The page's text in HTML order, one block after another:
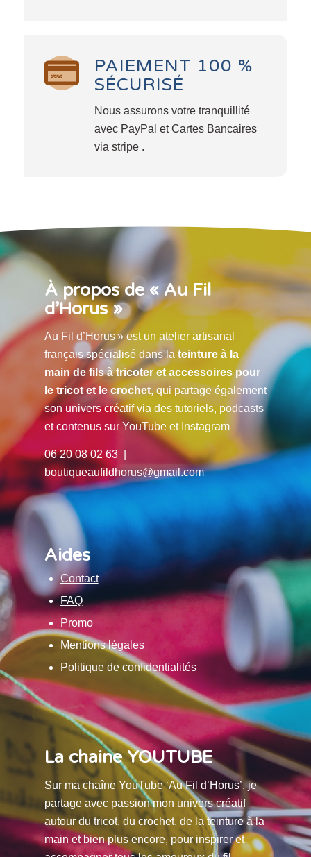
PAIEMENT 100 %
SÉCURISÉ
Nous assurons votre tranquillité
avec PayPal et Cartes Bancaires
via stripe .
À propos de « Au Fil
d’Horus »
Au Fil d’Horus » est un atelier artisanal
français spécialisé dans la teinture à la
main de fils à tricoter et accessoires pour
le tricot et le crochet, qui partage également
son univers créatif via des tutoriels, podcasts
et contenus sur YouTube et Instagram
06 20 08 02 63 |
boutiqueaufildhorus@gmail.com
Aides
Contact
FAQ
Promo
Mentions légales
Politique de confidentialités
La chaine YOUTUBE
Sur ma chaîne YouTube ‘Au Fil d’Horus’, je
partage avec passion mon univers créatif
autour du tricot, du crochet, de la teinture à la
main et bien plus encore, pour inspirer et